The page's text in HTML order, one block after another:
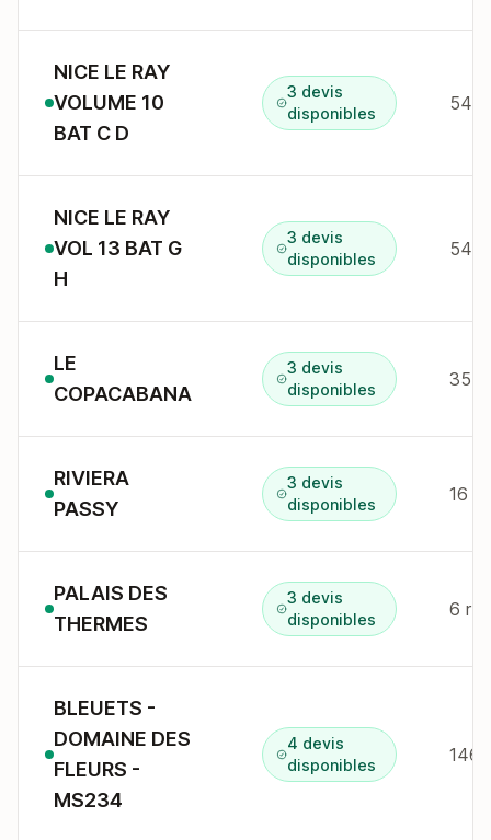
NICE LE RAY
VOLUME 10
BAT C D
3 devis
disponibles
54
NICE LE RAY
VOL 13 BAT G
H
3 devis
disponibles
54
LE
COPACABANA
3 devis
disponibles
35 r
RIVIERA
PASSY
3 devis
disponibles
16 r
PALAIS DES
THERMES
3 devis
disponibles
6 r
BLEUETS -
DOMAINE DES
FLEURS -
MS234
4 devis
disponibles
146